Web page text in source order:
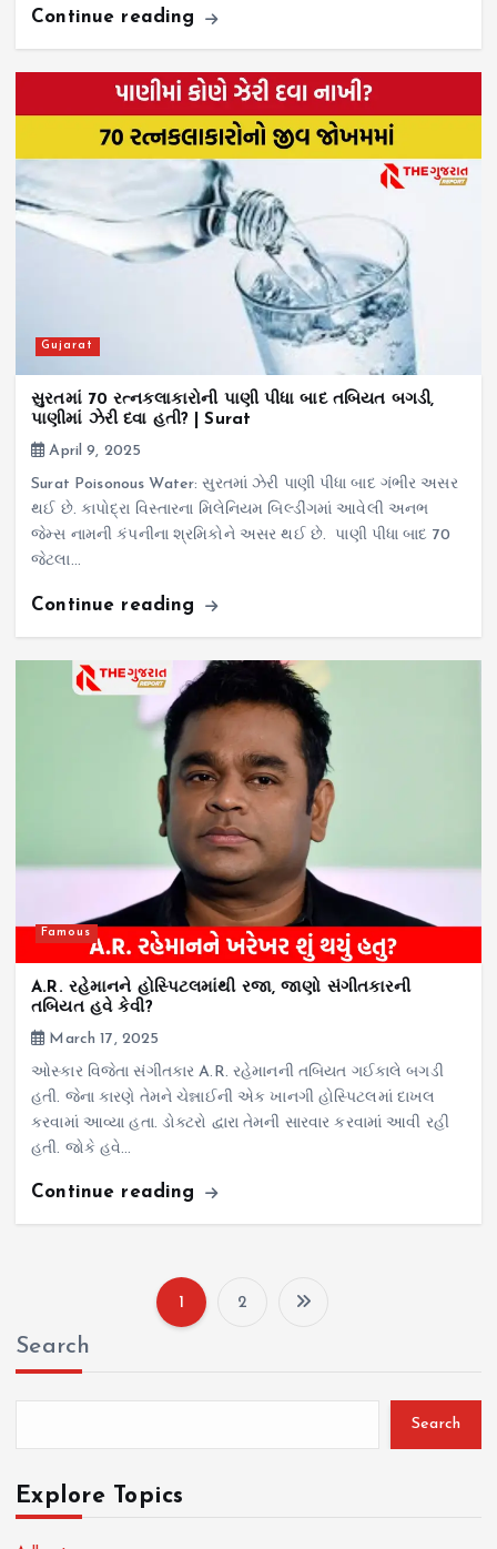
Continue reading
Gujarat
સુરતમાં 70 રત્નકલાકારોની પાણી પીધા બાદ તબિયત બગડી,
પાણીમાં ઝેરી દવા હતી? | Surat
April 9, 2025
Surat Poisonous Water: સુરતમાં ઝેરી પાણી પીધા બાદ ગંભીર અસર
થઈ છે. કાપોદ્રા વિસ્તારના મિલેનિયમ બિલ્ડીંગમાં આવેલી અનભ
જેમ્સ નામની કંપનીના શ્રમિકોને અસર થઈ છે. પાણી પીધા બાદ 70
જેટલા…
Continue reading
Famous
A.R. રહેમાનને હોસ્પિટલમાંથી રજા, જાણો સંગીતકારની
તબિયત હવે કેવી?
March 17, 2025
ઓસ્કાર વિજેતા સંગીતકાર A.R. રહેમાનની તબિયત ગઈકાલે બગડી
હતી. જેના કારણે તેમને ચેન્નાઈની એક ખાનગી હોસ્પિટલમાં દાખલ
કરવામાં આવ્યા હતા. ડોક્ટરો દ્વારા તેમની સારવાર કરવામાં આવી રહી
હતી. જોકે હવે…
Continue reading
1 2
Search
Search
Explore Topics